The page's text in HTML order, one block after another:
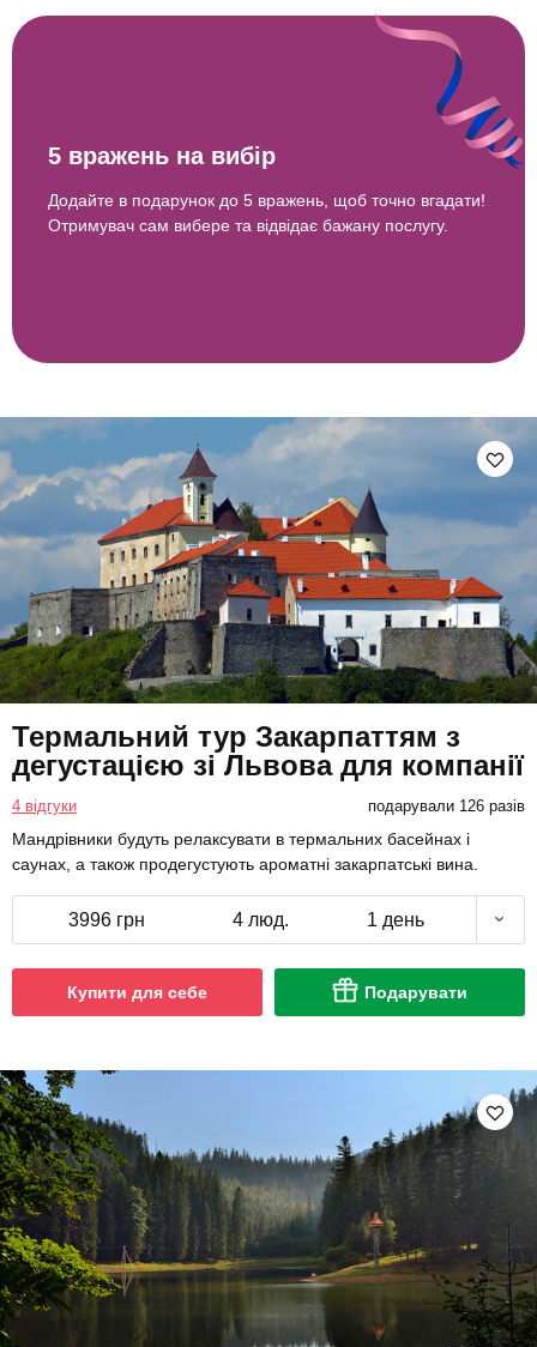
5 вражень на вибір
Додайте в подарунок до 5 вражень, щоб точно вгадати!
Отримувач сам вибере та відвідає бажану послугу.
Термальний тур Закарпаттям з
дегустацією зі Львова для компанії
4 відгуки подарували 126 разів
Мандрівники будуть релаксувати в термальних басейнах і
саунах, а також продегустують ароматні закарпатські вина.
3996 грн 4 люд. 1 день
Купити для себе Подарувати